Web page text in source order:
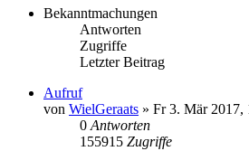
Bekanntmachungen
Antworten
Zugriffe
Letzter Beitrag
Aufruf
von WielGeraats » Fr 3. Mär 2017,
0Antworten
155915 Zugriffe